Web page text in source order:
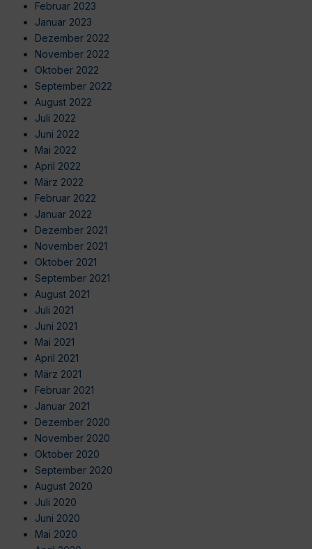
Februar 2023
Januar 2023
Dezember 2022
November 2022
Oktober 2022
September 2022
August 2022
Juli 2022
Juni 2022
Mai 2022
April 2022
März 2022
Februar 2022
Januar 2022
Dezember 2021
November 2021
Oktober 2021
September 2021
August 2021
Juli 2021
Juni 2021
Mai 2021
April 2021
März 2021
Februar 2021
Januar 2021
Dezember 2020
November 2020
Oktober 2020
September 2020
August 2020
Juli 2020
Juni 2020
Mai 2020